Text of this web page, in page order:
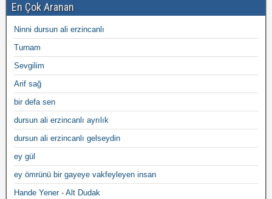
En Çok Aranan
Ninni dursun ali erzincanlı
Turnam
Sevgilim
Arif sağ
bir defa sen
dursun ali erzincanlı ayrılık
dursun ali erzincanlı gelseydin
ey gül
ey ömrünü bir gayeye vakfeyleyen insan
Hande Yener - Alt Dudak